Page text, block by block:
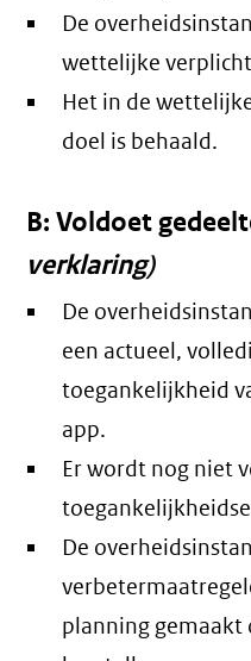
De
wettelijke
Het in de
doel is behaald.
B: Voldoet
verklaring)
De
een actueel,
toegankelijkheid
app.
Er wordt nog niet
De
planning gemaakt